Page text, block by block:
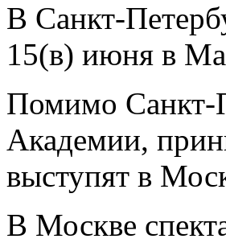
В Санкт-
15(в) июня в
Помимо Санкт-
Академии,
выступят в
В Москве